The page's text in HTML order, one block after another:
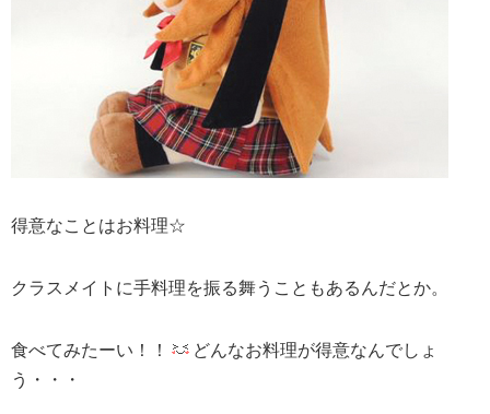
得意なことはお料理☆
クラスメイトに手料理を振る舞うこともあるんだとか。
食べてみたーい！！
どんなお料理が得意なんでしょ
う・・・